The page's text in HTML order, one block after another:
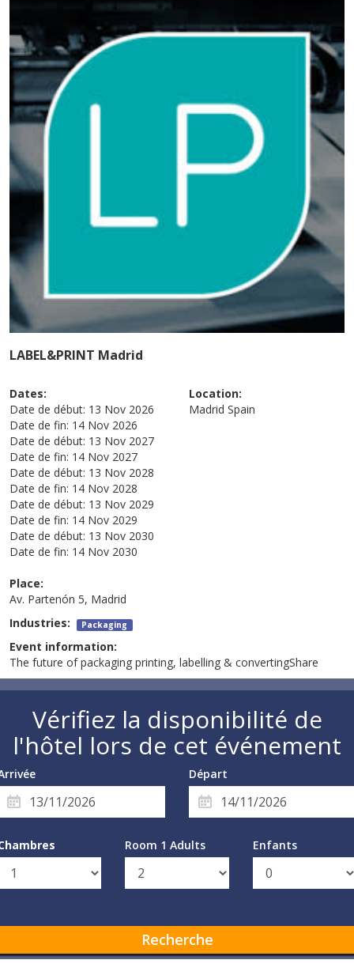
LABEL&PRINT Madrid
Dates:
Date de début: 13 Nov 2026
Date de fin: 14 Nov 2026
Date de début: 13 Nov 2027
Date de fin: 14 Nov 2027
Date de début: 13 Nov 2028
Date de fin: 14 Nov 2028
Date de début: 13 Nov 2029
Date de fin: 14 Nov 2029
Date de début: 13 Nov 2030
Date de fin: 14 Nov 2030
Location:
Madrid Spain
Place:
Av. Partenón 5, Madrid
Industries: Packaging
Event information:
The future of packaging printing, labelling & convertingShare
Vérifiez la disponibilité de
l'hôtel lors de cet événement
Départ
Room 1 Adults Enfants
Recherche